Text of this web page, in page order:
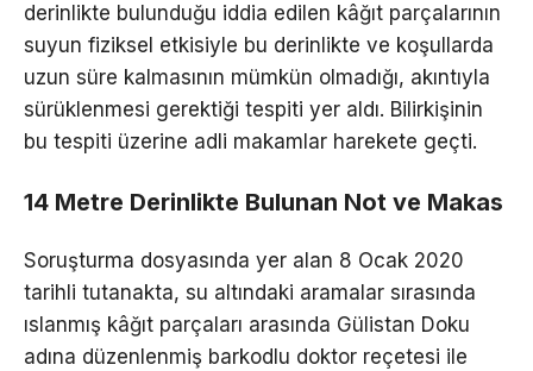
derinlikte bulunduğu iddia edilen kâğıt parçalarının
suyun fiziksel etkisiyle bu derinlikte ve koşullarda
uzun süre kalmasının mümkün olmadığı, akıntıyla
sürüklenmesi gerektiği tespiti yer aldı. Bilirkişinin
bu tespiti üzerine adli makamlar harekete geçti.
14 Metre Derinlikte Bulunan Not ve Makas
Soruşturma dosyasında yer alan 8 Ocak 2020
tarihli tutanakta, su altındaki aramalar sırasında
ıslanmış kâğıt parçaları arasında Gülistan Doku
adına düzenlenmiş barkodlu doktor reçetesi ile